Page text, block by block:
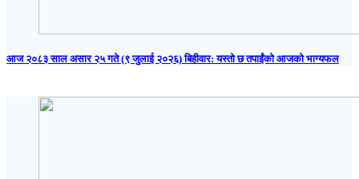
आज २०८३ साल असार २५ गते (९ जुलाई २०२६) बिहीवार: यस्तो छ तपाईंको आजको भाग्यफल